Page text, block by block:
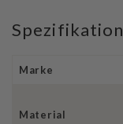
Marke
Material